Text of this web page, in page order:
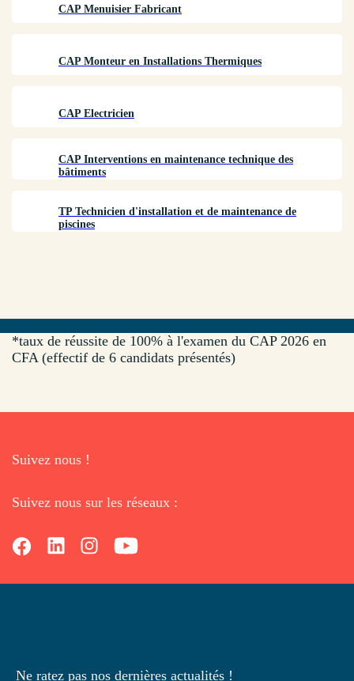
CAP Menuisier Fabricant
CAP Monteur en Installations Thermiques
CAP Electricien
CAP Interventions en maintenance technique des
bâtiments
TP Technicien d'installation et de maintenance de
piscines
*taux de réussite de 100% à l'examen du CAP 2026 en
CFA (effectif de 6 candidats présentés)
Suivez nous !
Suivez nous sur les réseaux :
Ne ratez pas nos dernières actualités !